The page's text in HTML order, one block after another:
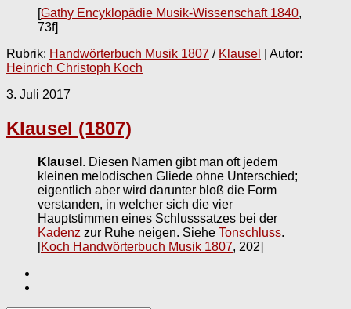
[Gathy Encyklopädie Musik-Wissenschaft 1840,
73f]
Rubrik: Handwörterbuch Musik 1807 / Klausel
| Autor:
Heinrich Christoph Koch
3. Juli 2017
Klausel (1807)
Klausel . Diesen Namen gibt man oft jedem
kleinen melodischen Gliede ohne Unterschied;
eigentlich aber wird darunter bloß die Form
verstanden, in welcher sich die vier
Hauptstimmen eines Schlusssatzes bei der
Kadenz zur Ruhe neigen. Siehe Tonschluss.
[Koch Handwörterbuch Musik 1807, 202]